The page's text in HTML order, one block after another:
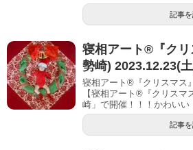
記事
寝相アート®︎『ク
勢崎) 2023.12.23(
寝相アート®『クリスマス
【寝相アート®︎『クリスマ
崎」で開催！！！かわいい
記事